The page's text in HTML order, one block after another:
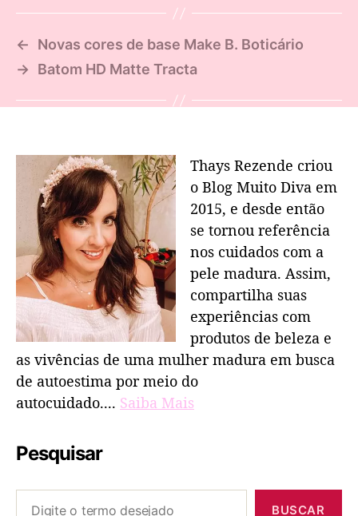
←
Novas cores de base Make B. Boticário
→
Batom HD Matte Tracta
Thays Rezende criou
o Blog Muito Diva em
2015, e desde então
se tornou referência
nos cuidados com a
pele madura. Assim,
compartilha suas
experiências com
produtos de beleza e
as vivências de uma mulher madura em busca
de autoestima por meio do
autocuidado.... Saiba Mais
Pesquisar
BUSCAR